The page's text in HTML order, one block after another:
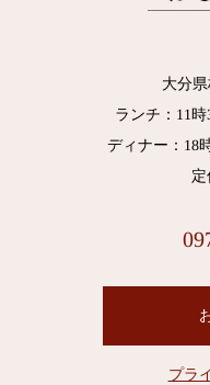
大分
ランチ：11時
ディナー：18
定
プラ